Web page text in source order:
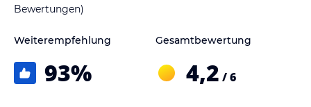
Sie entspannen können. WLAN ist in allen öffentlichen Bereichen
Internetterminal mit Drucker zur kostenlosen Nutzung zur
Gastronomie im Hotel
Bewertungen)
Weiterempfehlung
93%
Gesamtbewertung
4,2 / 6